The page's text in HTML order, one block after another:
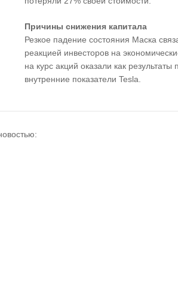
Причины снижения капитала
Резкое падение состояния Маска
реакцией инвесторов на
на курс акций оказали как
внутренние показатели Tesla.